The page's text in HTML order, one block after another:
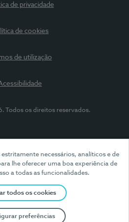
necessários, analíticos e de
lhe oferecer uma boa experiência de
a todas as funcionalidades.
todos os cookies
preferências
de privacidade
de cookies
de utilização
Todos os direitos reservados.